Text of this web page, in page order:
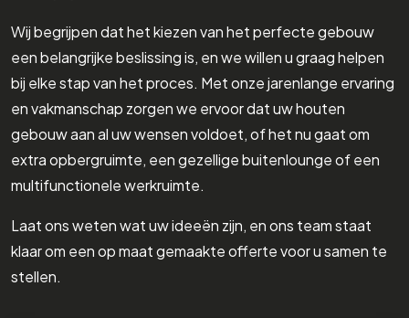
Wij begrijpen dat het kiezen van het perfecte gebouw
een belangrijke beslissing is, en we willen u graag helpen
bij elke stap van het proces. Met onze jarenlange ervaring
en vakmanschap zorgen we ervoor dat uw houten
gebouw aan al uw wensen voldoet, of het nu gaat om
extra opbergruimte, een gezellige buitenlounge of een
multifunctionele werkruimte.
Laat ons weten wat uw ideeën zijn, en ons team staat
klaar om een op maat gemaakte offerte voor u samen te
stellen.